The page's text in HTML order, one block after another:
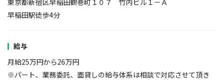
早稲田駅徒歩4分
給与
月給25万円から26万円
※パート、業務委託、面貸しの給与体系は相談で対応させて頂き